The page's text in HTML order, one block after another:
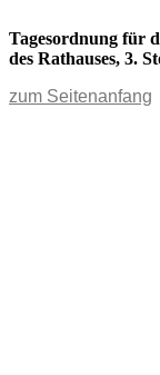
Tagesordnung für
des Rathauses, 3.
zum Seitenanfang